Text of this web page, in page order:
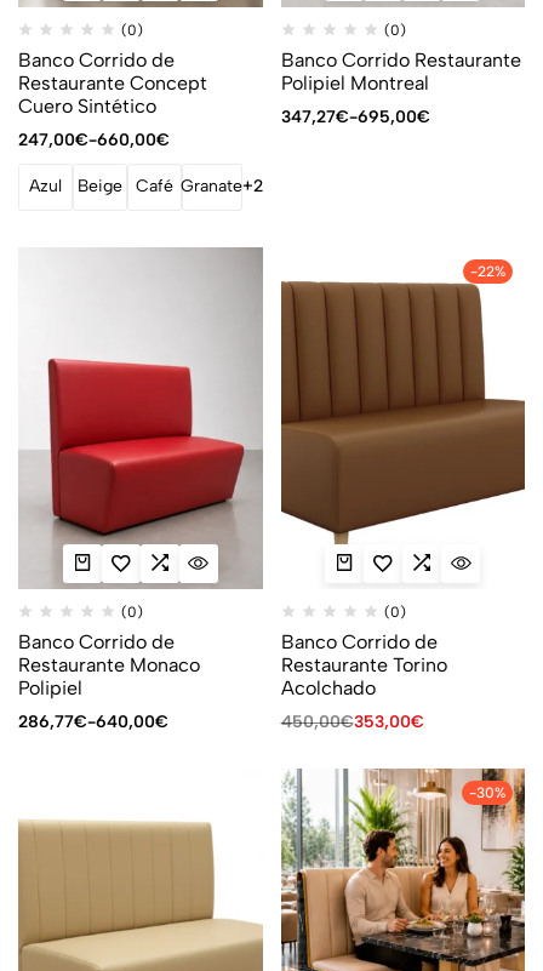
(0)
Banco Corrido de
Restaurante Concept
Cuero Sintético
247,00€-660,00€
Azul Beige Café Granate+2
(0)
Banco Corrido Restaurante
Polipiel Montreal
347,27€-695,00€
(0)
Banco Corrido de
Restaurante Monaco
Polipiel
286,77€-640,00€
-22%
(0)
Banco Corrido de
Restaurante Torino
Acolchado
450,00€353,00€
-30%